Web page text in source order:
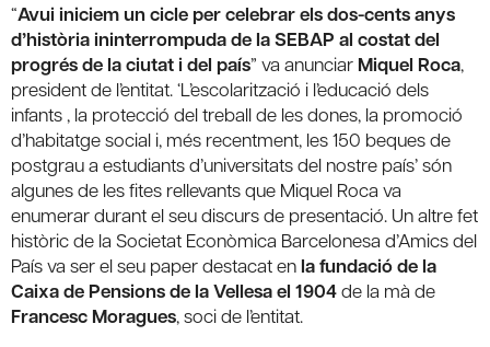
“Avui iniciem un cicle per celebrar els dos-cents anys
d’història ininterrompuda de la SEBAP al costat del
progrés de la ciutat i del país” va anunciar Miquel Roca,
president de l’entitat. ‘L’escolarització i l’educació dels
infants , la protecció del treball de les dones, la promoció
d’habitatge social i, més recentment, les 150 beques de
postgrau a estudiants d’universitats del nostre país’ són
algunes de les fites rellevants que Miquel Roca va
enumerar durant el seu discurs de presentació. Un altre fet
històric de la Societat Econòmica Barcelonesa d’Amics del
País va ser el seu paper destacat en la fundació de la
Caixa de Pensions de la Vellesa el 1904de la mà de
Francesc Moragues, soci de l’entitat.